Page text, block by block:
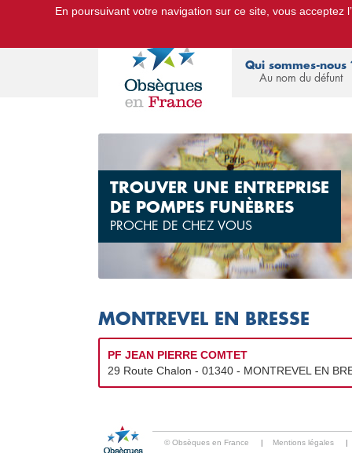
Le Portail d'Informations Obsèques :devis
Qui sommes-nous
Au nom du défunt
TROUVER UNE ENTREPRISE
DE POMPES FUNÈBRES
PROCHE DE CHEZ VOUS
MONTREVEL EN BRESSE
PF JEAN PIERRE COMTET
29 Route Chalon - 01340 - MONTREVEL EN
© Obsèques en France | Mentions légales |
En poursuivant votre navigation sur ce site, vous